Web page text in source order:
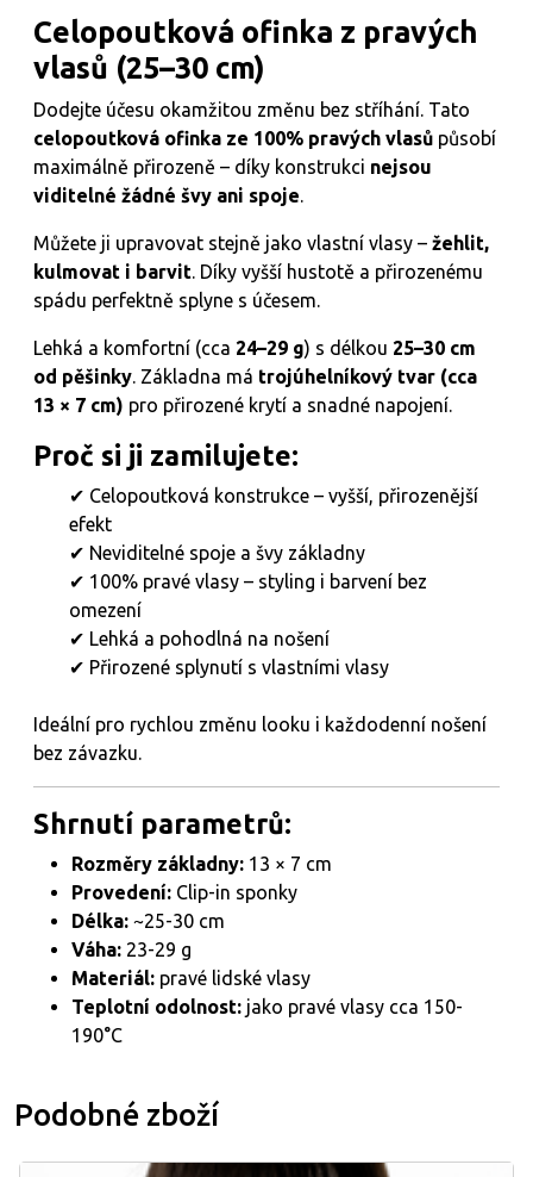
Celopoutková ofinka z pravých
vlasů (25–30 cm)
Dodejte účesu okamžitou změnu bez stříhání. Tato
celopoutková ofinka ze 100% pravých vlasů působí
maximálně přirozeně – díky konstrukci nejsou
viditelné žádné švy ani spoje.
Můžete ji upravovat stejně jako vlastní vlasy – žehlit,
kulmovat i barvit. Díky vyšší hustotě a přirozenému
spádu perfektně splyne s účesem.
Lehká a komfortní (cca 24–29 g) s délkou 25–30 cm
od pěšinky. Základna má trojúhelníkový tvar (cca
13 × 7 cm) pro přirozené krytí a snadné napojení.
Proč si ji zamilujete:
✔ Celopoutková konstrukce – vyšší, přirozenější
efekt
✔ Neviditelné spoje a švy základny
✔ 100% pravé vlasy – styling i barvení bez
omezení
✔ Lehká a pohodlná na nošení
✔ Přirozené splynutí s vlastními vlasy
Ideální pro rychlou změnu looku i každodenní nošení
bez závazku.
Shrnutí parametrů:
Rozměry základny: 13 × 7 cm
Provedení: Clip-in sponky
Délka: ~25-30 cm
Váha: 23-29 g
Materiál: pravé lidské vlasy
Teplotní odolnost: jako pravé vlasy cca 150-
190°C
Podobné zboží